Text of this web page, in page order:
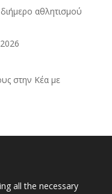
αθλητισμού
στην Κέα με
all the necessary